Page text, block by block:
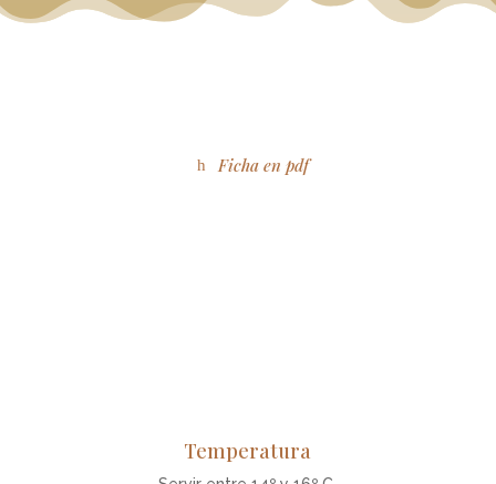
Temperatura
Ficha en pdf